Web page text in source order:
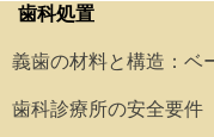
歯科処置
義歯の材料と構造：ベ
歯科診療所の安全要件